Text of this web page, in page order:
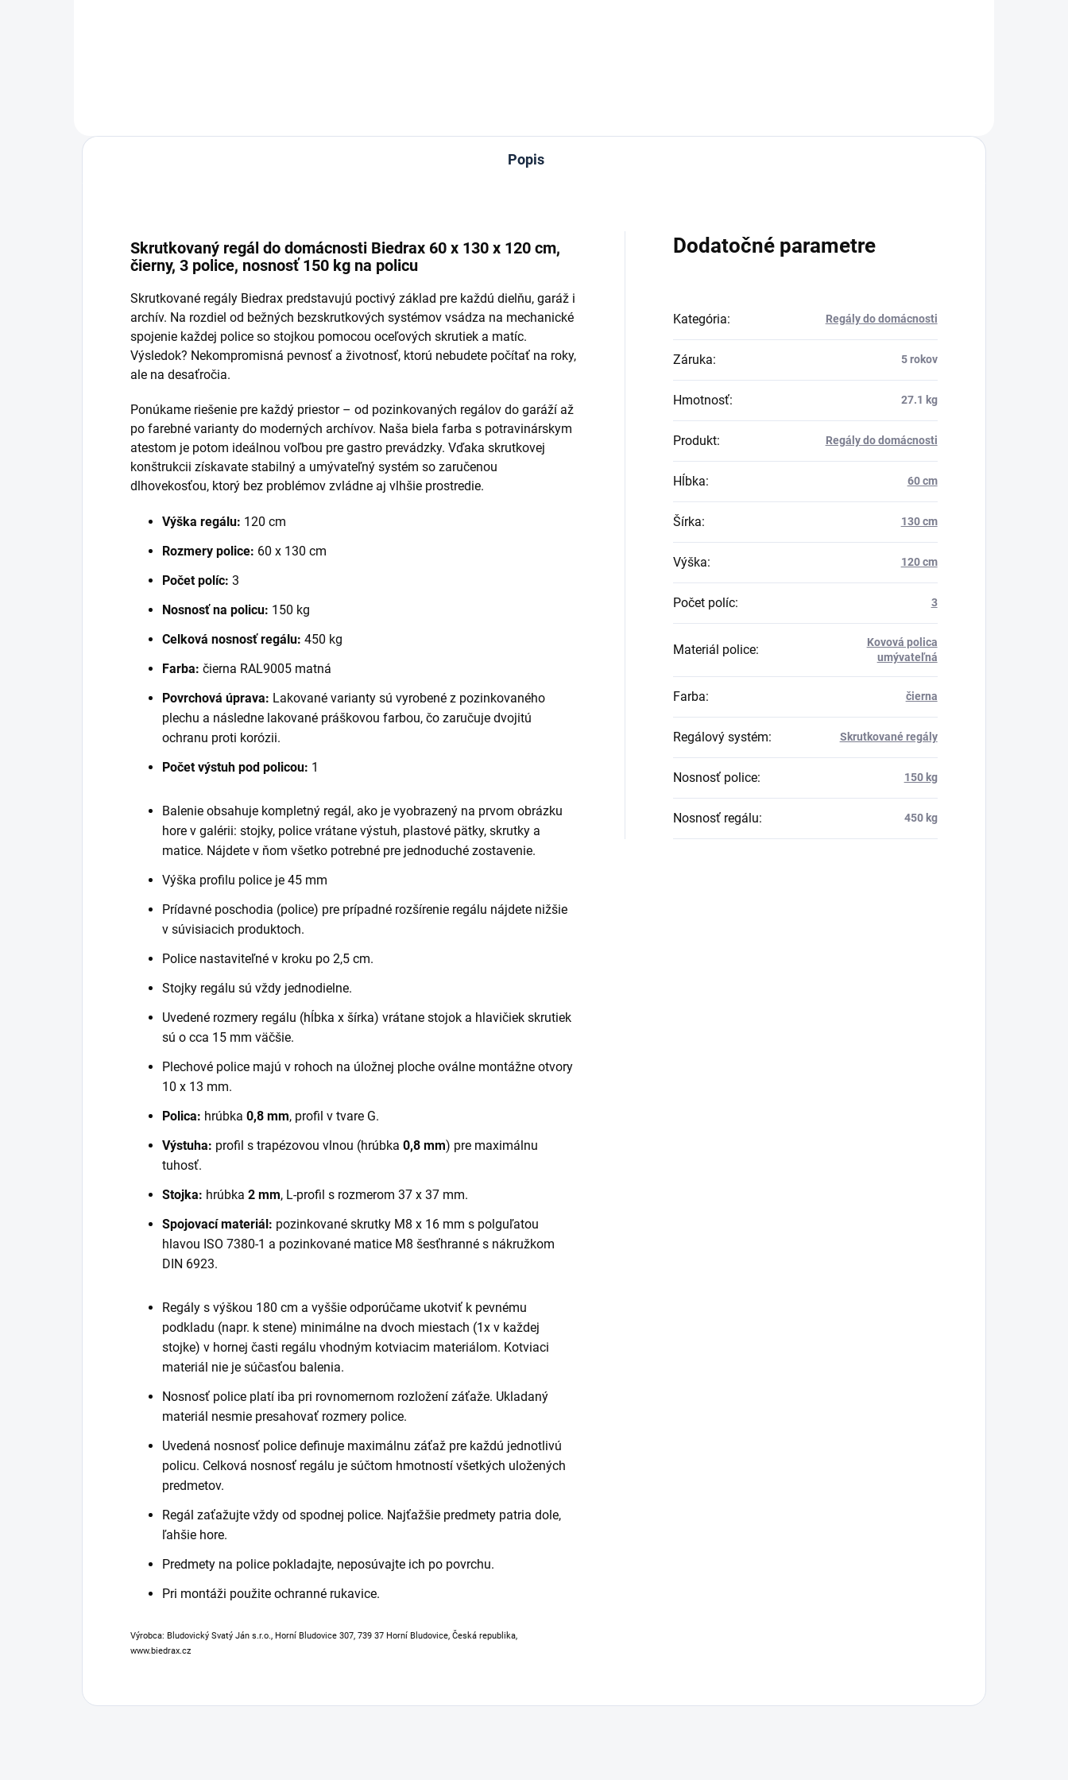
Popis
Skrutkovaný regál do domácnosti Biedrax 60 x 130 x 120 cm,
čierny, 3 police, nosnosť 150 kg na policu
Skrutkované regály Biedrax predstavujú poctivý základ pre každú dielňu, garáž i
archív. Na rozdiel od bežných bezskrutkových systémov vsádza na mechanické
spojenie každej police so stojkou pomocou oceľových skrutiek a matíc.
Výsledok? Nekompromisná pevnosť a životnosť, ktorú nebudete počítať na roky,
ale na desaťročia.
Ponúkame riešenie pre každý priestor – od pozinkovaných regálov do garáží až
po farebné varianty do moderných archívov. Naša biela farba s potravinárskym
atestom je potom ideálnou voľbou pre gastro prevádzky. Vďaka skrutkovej
konštrukcii získavate stabilný a umývateľný systém so zaručenou
dlhovekosťou, ktorý bez problémov zvládne aj vlhšie prostredie.
Výška regálu: 120 cm
Rozmery police: 60 x 130 cm
Počet políc: 3
Nosnosť na policu: 150 kg
Celková nosnosť regálu: 450 kg
Farba: čierna RAL9005 matná
Povrchová úprava: Lakované varianty sú vyrobené z pozinkovaného
plechu a následne lakované práškovou farbou, čo zaručuje dvojitú
ochranu proti korózii.
Počet výstuh pod policou: 1
Balenie obsahuje kompletný regál, ako je vyobrazený na prvom obrázku
hore v galérii: stojky, police vrátane výstuh, plastové pätky, skrutky a
matice. Nájdete v ňom všetko potrebné pre jednoduché zostavenie.
Výška profilu police je 45 mm
Prídavné poschodia (police) pre prípadné rozšírenie regálu nájdete nižšie
v súvisiacich produktoch.
Police nastaviteľné v kroku po 2,5 cm.
Stojky regálu sú vždy jednodielne.
Uvedené rozmery regálu (hĺbka x šírka) vrátane stojok a hlavičiek skrutiek
sú o cca 15 mm väčšie.
Plechové police majú v rohoch na úložnej ploche oválne montážne otvory
10 x 13 mm.
Polica: hrúbka 0,8 mm, profil v tvare G.
Výstuha: profil s trapézovou vlnou (hrúbka 0,8 mm) pre maximálnu
tuhosť.
Stojka: hrúbka 2 mm, L-profil s rozmerom 37 x 37 mm.
Spojovací materiál: pozinkované skrutky M8 x 16 mm s polguľatou
hlavou ISO 7380-1 a pozinkované matice M8 šesťhranné s nákružkom
DIN 6923.
Regály s výškou 180 cm a vyššie odporúčame ukotviť k pevnému
podkladu (napr. k stene) minimálne na dvoch miestach (1x v každej
stojke) v hornej časti regálu vhodným kotviacim materiálom. Kotviaci
materiál nie je súčasťou balenia.
Nosnosť police platí iba pri rovnomernom rozložení záťaže. Ukladaný
materiál nesmie presahovať rozmery police.
Uvedená nosnosť police definuje maximálnu záťaž pre každú jednotlivú
policu. Celková nosnosť regálu je súčtom hmotností všetkých uložených
predmetov.
Regál zaťažujte vždy od spodnej police. Najťažšie predmety patria dole,
ľahšie hore.
Predmety na police pokladajte, neposúvajte ich po povrchu.
Pri montáži použite ochranné rukavice.
Výrobca: Bludovický Svatý Ján s.r.o., Horní Bludovice 307, 739 37 Horní Bludovice, Česká republika,
www.biedrax.cz
Dodatočné parametre
Kategória: Regály do domácnosti
Záruka: 5 rokov
Hmotnosť: 27.1 kg
Produkt: Regály do domácnosti
Hĺbka: 60 cm
Šírka: 130 cm
Výška: 120 cm
Počet políc: 3
Materiál police:
Kovová polica
umývateľná
Farba: čierna
Regálový systém: Skrutkované regály
Nosnosť police: 150 kg
Nosnosť regálu: 450 kg